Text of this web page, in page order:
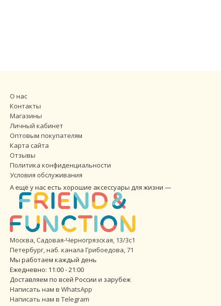
О нас
Контакты
Магазины
Личный кабинет
Оптовым покупателям
Карта сайта
Отзывы
Политика конфиденциальности
Условия обслуживания
А ещё у нас есть хорошие аксессуары для жизни —
Москва, Садовая-Черногрязская, 13/3с1
Петербург,наб. канала Грибоедова, 71
Мы работаем каждый день
Ежедневно: 11:00 - 21:00
Доставляем по всей России и зарубеж
Написать нам в WhatsApp
Написать нам в Telegram